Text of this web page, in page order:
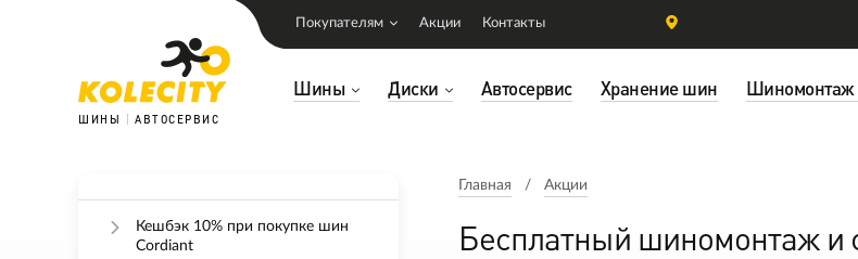
ШИНЫ АВТОСЕРВИС
Шины Диски Автосервис Хранение шин Шиномонтаж
Покупателям Акции Контакты
Главная Акции
Бесплатный шиномонтаж и
Кешбэк 10% при покупке шин
Cordiant